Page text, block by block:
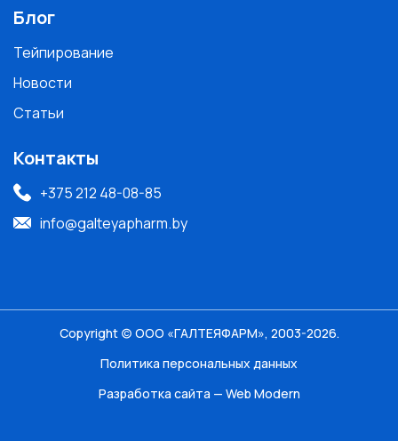
Блог
Тейпирование
Новости
Статьи
Контакты
+375 212 48-08-85
info@galteyapharm.by
Copyright (c) ООО «ГАЛТЕЯФАРМ», 2003-2026.
Политика персональных данных
Разработка сайта — Web Modern